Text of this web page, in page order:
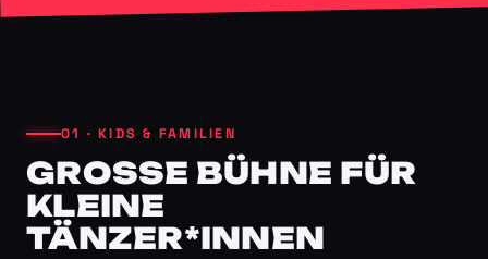
01 · KIDS & FAMILIEN
GROSSE BÜHNE FÜR K
LEINE T
ÄNZER*INNEN